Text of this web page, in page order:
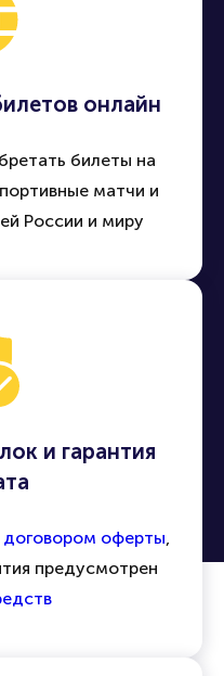
онлайн
билеты на
матчи и
России и миру
и гарантия
договором оферты,
предусмотрен